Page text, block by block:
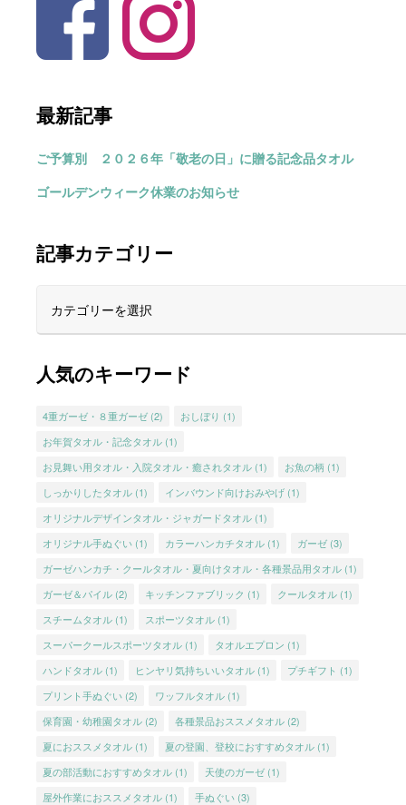
最新記事
ご予算別 ２０２６年「敬老の日」に贈る記念品タオル
ゴールデンウィーク休業のお知らせ
記事カテゴリー
人気のキーワード
4重ガーゼ・８重ガーゼ(2) おしぼり (1)
お年賀タオル・記念タオル(1)
お見舞い用タオル・入院タオル・癒されタオル(1) お魚の柄 (1)
しっかりしたタオル(1) インバウンド向けおみやげ(1)
オリジナルデザインタオル・ジャガードタオル(1)
オリジナル手ぬぐい(1) カラーハンカチタオル(1) ガーゼ(3)
ガーゼハンカチ・クールタオル・夏向けタオル・各種景品用タオル(1)
ガーゼ＆パイル(2) キッチンファブリック (1) クールタオル(1)
スチームタオル(1) スポーツタオル(1)
スーパークールスポーツタオル(1) タオルエプロン (1)
ハンドタオル(1) ヒンヤリ気持ちいいタオル(1) プチギフト (1)
プリント手ぬぐい(2) ワッフルタオル(1)
保育園・幼稚園タオル(2) 各種景品おススメタオル(2)
夏におススメタオル(1) 夏の登園、登校におすすめタオル(1)
夏の部活動におすすめタオル(1) 天使のガーゼ(1)
屋外作業におススメタオル(1) 手ぬぐい(3)